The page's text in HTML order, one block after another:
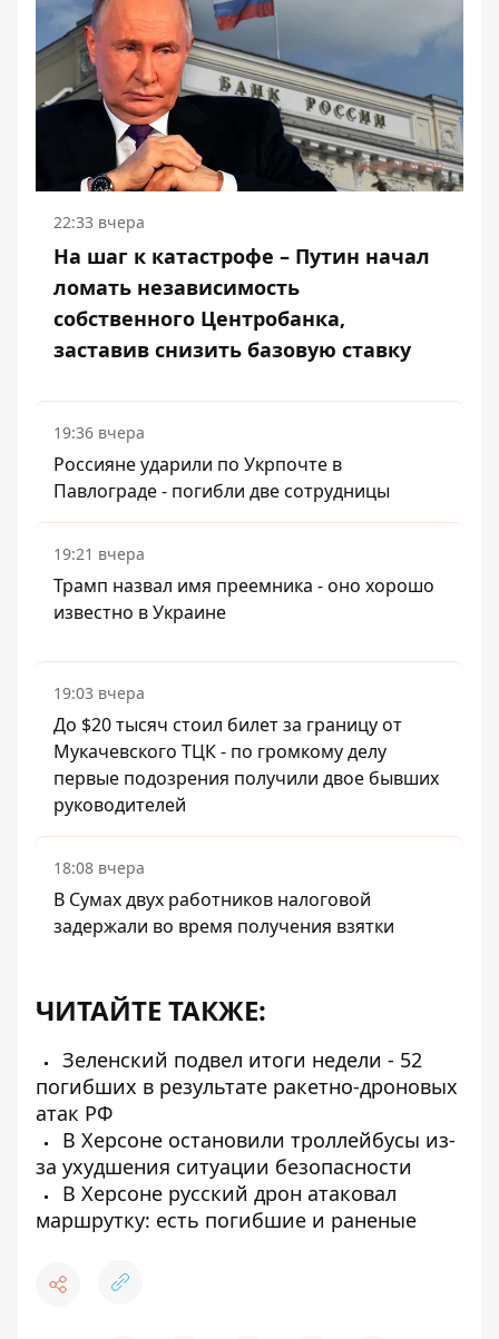
22:33 вчера
На шаг к катастрофе – Путин начал
ломать независимость
собственного Центробанка,
заставив снизить базовую ставку
19:36 вчера
Россияне ударили по Укрпочте в
Павлограде - погибли две сотрудницы
19:21 вчера
Трамп назвал имя преемника - оно хорошо
известно в Украине
19:03 вчера
До $20 тысяч стоил билет за границу от
Мукачевского ТЦК - по громкому делу
первые подозрения получили двое бывших
руководителей
18:08 вчера
В Сумах двух работников налоговой
задержали во время получения взятки
ЧИТАЙТЕ ТАКЖЕ:
Зеленский подвел итоги недели - 52
погибших в результате ракетно-дроновых
атак РФ
В Херсоне остановили троллейбусы из-
за ухудшения ситуации безопасности
В Херсоне русский дрон атаковал
маршрутку: есть погибшие и раненые